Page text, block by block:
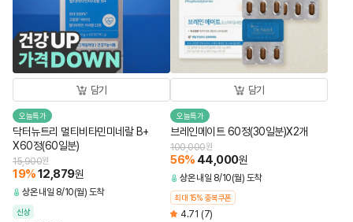
담기
오늘특가
닥터뉴트리 멀티비타민미네랄 B+
X60정(60일분)
15,900원
19%12,879원
상온 내일 8/10(월) 도착
신상
담기
오늘특가
브레인메이트 60정(30일분)X2개
100,000원
56% 44,000원
상온 내일 8/10(월) 도착
최대 15% 중복쿠폰
4.71 (7)